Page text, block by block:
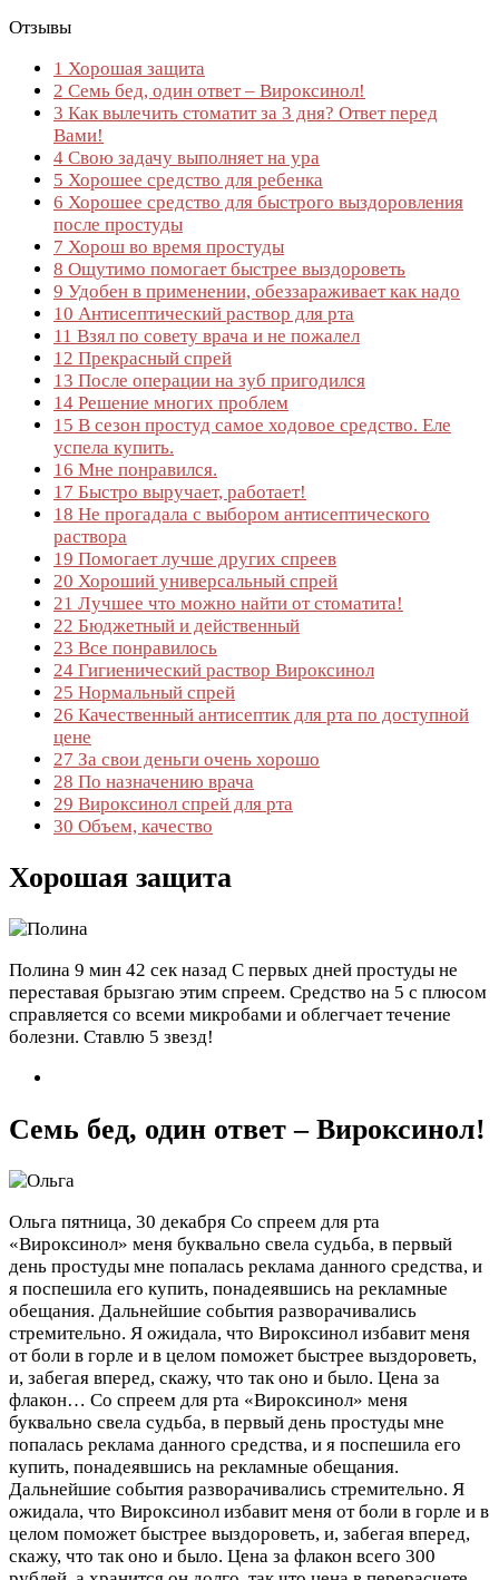
Отзывы
1 Хорошая защита
2 Семь бед, один ответ – Вироксинол!
3 Как вылечить стоматит за 3 дня? Ответ перед
Вами!
4 Свою задачу выполняет на ура
5 Хорошее средство для ребенка
6 Хорошее средство для быстрого выздоровления
после простуды
7 Хорош во время простуды
8 Ощутимо помогает быстрее выздороветь
9 Удобен в применении, обеззараживает как надо
10 Антисептический раствор для рта
11 Взял по совету врача и не пожалел
12 Прекрасный спрей
13 После операции на зуб пригодился
14 Решение многих проблем
15 В сезон простуд самое ходовое средство. Еле
успела купить.
16 Мне понравился.
17 Быстро выручает, работает!
18 Не прогадала с выбором антисептического
раствора
19 Помогает лучше других спреев
20 Хороший универсальный спрей
21 Лучшее что можно найти от стоматита!
22 Бюджетный и действенный
23 Все понравилось
24 Гигиенический раствор Вироксинол
25 Нормальный спрей
26 Качественный антисептик для рта по доступной
цене
27 За свои деньги очень хорошо
28 По назначению врача
29 Вироксинол спрей для рта
30 Объем, качество
Хорошая защита
Полина 9 мин 42 сек назад С первых дней простуды не
переставая брызгаю этим спреем. Средство на 5 с плюсом
справляется со всеми микробами и облегчает течение
болезни. Ставлю 5 звезд!
Семь бед, один ответ – Вироксинол!
Ольга пятница, 30 декабря Со спреем для рта
«Вироксинол» меня буквально свела судьба, в первый
день простуды мне попалась реклама данного средства, и
я поспешила его купить, понадеявшись на рекламные
обещания. Дальнейшие события разворачивались
стремительно. Я ожидала, что Вироксинол избавит меня
от боли в горле и в целом поможет быстрее выздороветь,
и, забегая вперед, скажу, что так оно и было. Цена за
флакон… Со спреем для рта «Вироксинол» меня
буквально свела судьба, в первый день простуды мне
попалась реклама данного средства, и я поспешила его
купить, понадеявшись на рекламные обещания.
Дальнейшие события разворачивались стремительно. Я
ожидала, что Вироксинол избавит меня от боли в горле и в
целом поможет быстрее выздороветь, и, забегая вперед,
скажу, что так оно и было. Цена за флакон всего 300